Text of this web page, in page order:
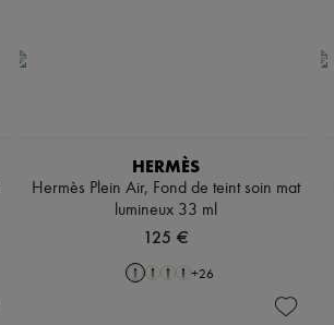
HERMÈS
Hermès Plein Air, Fond de teint soin mat
lumineux 33 ml
125 €
+26